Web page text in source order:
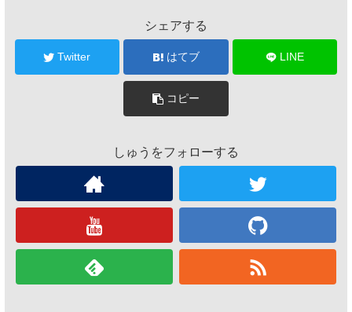
シェアする
Twitter はてブ LINE
コピー
しゅうをフォローする